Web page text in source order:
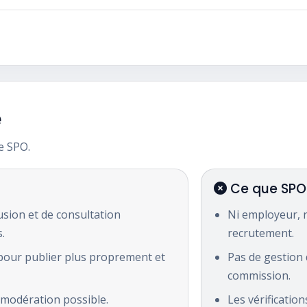
et de consultation
publier plus proprement et
possible.
Ce que
Ni employeur,
recrutement.
Pas de
commission.
Les